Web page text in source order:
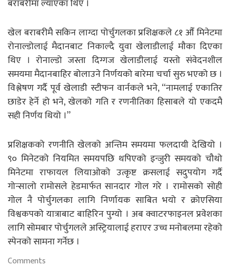
बराबरीमा ल्याएका थिए ।
खेल बराबरीमै सकिन लाग्दा पोर्चुगलका प्रशिक्षकले ८१ औँ मिनेटमा
रोनाल्डोलाई मैदानबाट निकाल्दै युवा खेलाडीलाई मौका दिएका
थिए । रोनाल्डो जस्ता दिग्गज खेलाडीलाई यस्तो संवेदनशील
समयमा मैदानबाहिर बोलाउने निर्णयको बारेमा चर्चा सुरु भएको छ ।
विश्लेषण गर्दै पूर्व खेलाडी स्टीफन वार्नकले भने, “नामलाई एकातिर
छाडेर हेर्ने हो भने, खेलको गति र रणनीतिका हिसाबले यो एकदमै
सही निर्णय थियो ।”
प्रशिक्षकको रणनीति खेलको अन्तिम समयमा फलदायी देखियो ।
९० मिनेटको नियमित समयपछि थपिएको इन्जुरी समयको चौथो
मिनेटमा राफायल लियाओको उत्कृष्ट क्रसलाई सदुपयोग गर्दै
गोन्सालो रामोसले हेडमार्फत सानदार गोल गरे । रामोसको सोही
गोल नै पोर्चुगलका लागि निर्णायक साबित भयो र क्रोएसिया
विश्वकपको यात्राबाट बाहिरिन पुग्यो । अब क्वाटरफाइनल प्रवेशका
लागि सोमबार पोर्चुगलले अस्ट्रियालाई हराएर उच्च मनोबलमा रहेको
स्पेनको सामना गर्नेछ ।
Comments